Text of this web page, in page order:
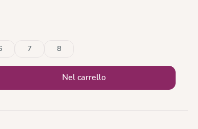
disponibile.)
7 8
la quantità desiderata o
Nel carrello